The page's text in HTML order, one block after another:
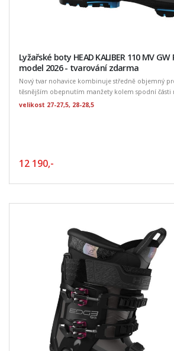
Lyžařské boty HEAD KALIBER 110 MV
model 2026 - tvarování zdarma
Nový tvar nohavice kombinuje středně objemný
těsnějším obepnutím manžety kolem spodní části
velikost 27-27,5, 28-28,5
12 190,-